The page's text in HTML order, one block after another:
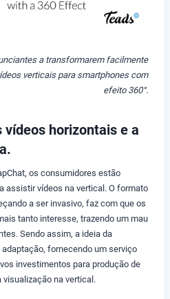
a transformarem facilmente
verticais para smartphones com
efeito 360°.
vídeos horizontais e a
os consumidores estão
assistir vídeos na vertical. O formato
a ser invasivo, faz com que os
tanto interesse, trazendo um mau
Sendo assim, a ideia da
fornecendo um serviço
investimentos para produção de
na vertical.